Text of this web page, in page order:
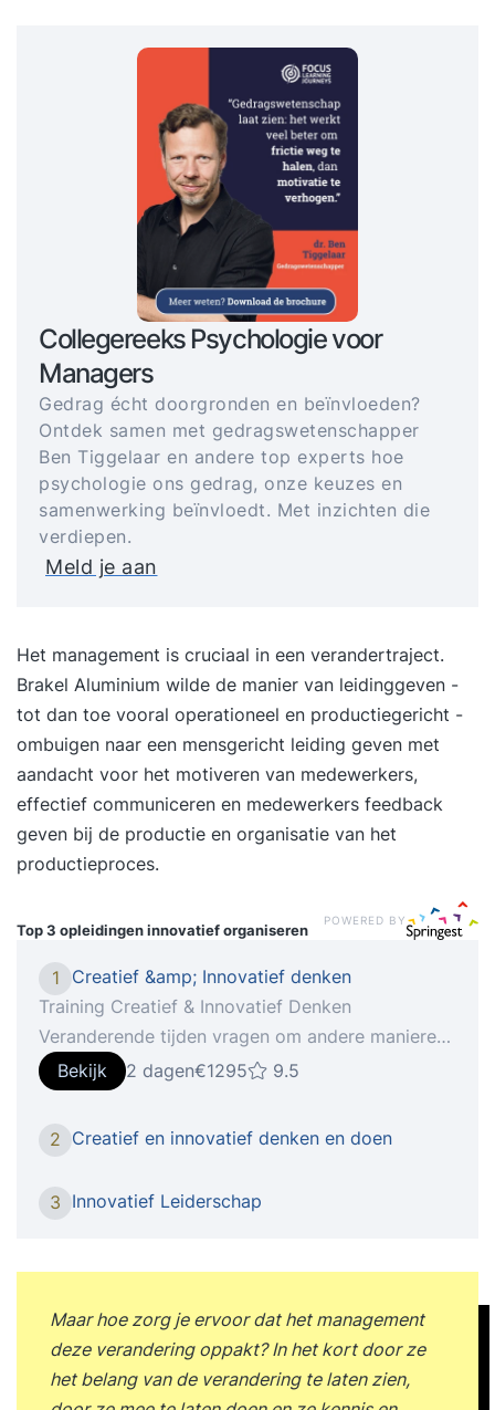
Collegereeks Psychologie voor
Managers
Gedrag écht doorgronden en beïnvloeden?
Ontdek samen met gedragswetenschapper
Ben Tiggelaar en andere top experts hoe
psychologie ons gedrag, onze keuzes en
samenwerking beïnvloedt. Met inzichten die
verdiepen.
Meld je aan
Het management is cruciaal in een verandertraject.
Brakel Aluminium wilde de manier van leidinggeven -
tot dan toe vooral operationeel en productiegericht -
ombuigen naar een mensgericht leiding geven met
aandacht voor het motiveren van medewerkers,
effectief communiceren en medewerkers feedback
geven bij de productie en organisatie van het
productieproces.
Top 3 opleidingeninnovatief organiseren
POWERED BY
1
Creatief &amp; Innovatief denken
Training Creatief & Innovatief Denken
Veranderende tijden vragen om andere manieren
van denken.Creativiteit en innovatie zijn de
sleutelwoorden om je staande te kunnen houden
in deze tijd. Creatief denken, het vermogen om
werkgevers steeds vaker als waardevolle
voren verwachten ze dat medewerkers hun frisse
box’ te denken. Om zo koploper te kunnen blijven
in het vakgebied, om de doelgroep of klant
steeds weer te verrassen of om de snel
Bekijk 2 dagen€1295 9.5
2 Creatief en innovatief denken en doen
3 Innovatief Leiderschap
Maar hoe zorg je ervoor dat het management
deze verandering oppakt? In het kort door ze
het belang van de verandering te laten zien,